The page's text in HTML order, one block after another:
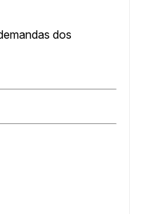
dos